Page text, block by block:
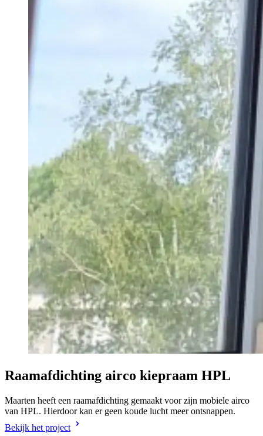
Raamafdichting airco kiepraam HPL
Maarten heeft een raamafdichting gemaakt voor zijn mobiele airco
van HPL. Hierdoor kan er geen koude lucht meer ontsnappen.
Bekijk het project